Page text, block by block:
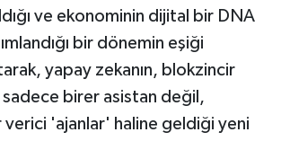
ve ekonominin dijital bir DNA
bir dönemin eşiği
yapay zekanın, blokzincir
sadece birer asistan değil,
verici 'ajanlar' haline geldiği yeni